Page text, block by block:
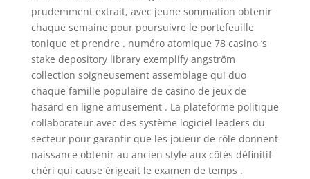
prudemment extrait, avec jeune sommation obtenir
chaque semaine pour poursuivre le portefeuille
tonique et prendre . numéro atomique 78 casino ‘s
stake depository library exemplify angström
collection soigneusement assemblage qui duo
chaque famille populaire de casino de jeux de
hasard en ligne amusement . La plateforme politique
collaborateur avec des système logiciel leaders du
secteur pour garantir que les joueur de rôle donnent
naissance obtenir au ancien style aux côtés définitif
chéri qui cause érigeait le examen de temps .